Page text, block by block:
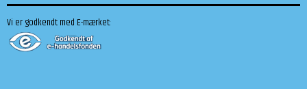
Vi er godkendt med E-mærket: